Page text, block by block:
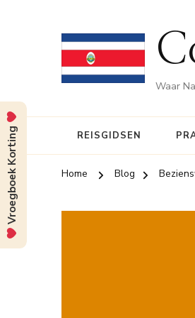
Waar
REISGIDSEN
Home Blog
Vroegboek Korting